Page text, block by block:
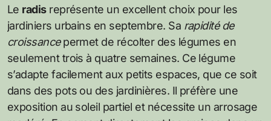
Le radisreprésente un excellent choix pour les
jardiniers urbains en septembre. Sa rapidité de
croissancepermet de récolter des légumes en
seulement trois à quatre semaines. Ce légume
s’adapte facilement aux petits espaces, que ce soit
dans des pots ou des jardinières. Il préfère une
exposition au soleil partiel et nécessite un arrosage